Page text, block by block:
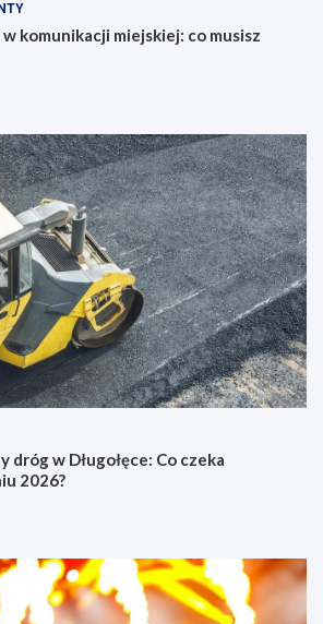
komunikacji miejskiej: co musisz
w Długołęce: Co czeka
2026?